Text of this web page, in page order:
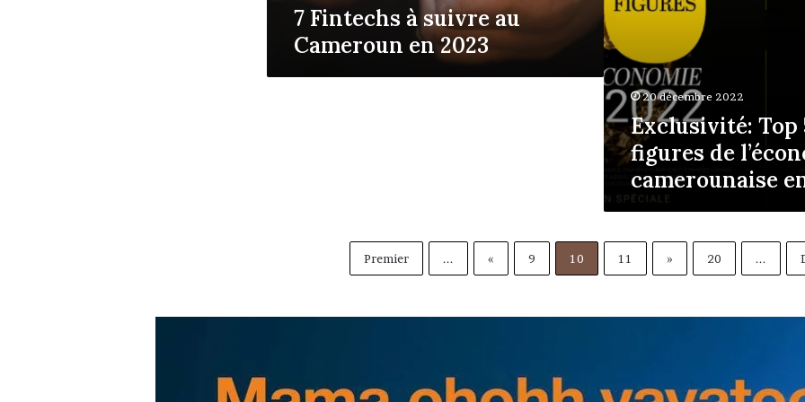
7 Fintechs à suivre au
Cameroun en 2023
20 décembre 2022
Exclusivité: Top
figures de
camerounaise
Premier ... « 9 10 11 » 20 ...